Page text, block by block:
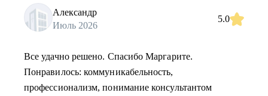
Александр
Июль 2026
5.0
Все удачно решено. Спасибо Маргарите.
Понравилось: коммуникабельность,
профессионализм, понимание консультантом